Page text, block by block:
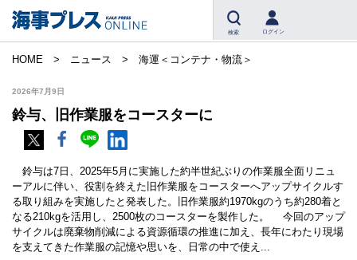
検索 ログイン
HOME ニュース 海運＜コンテナ・物流＞
2026年7月9日
鈴与、旧作業服をコースターに
鈴与は7日、2025年5月に実施した約半世紀ぶりの作業服全面リニュ
ーアルに伴い、役割を終えた旧作業服をコースターへアップサイクルす
る取り組みを実施したと発表した。旧作業服約1970kgのうち約280着と
なる210kgを活用し、2500枚のコースターを製作した。 今回のアップ
サイクルは廃棄物削減による資源循環の推進に加え、長年にわたり現場
を支えてきた作業服の記憶や思いを、日常の中で使え...